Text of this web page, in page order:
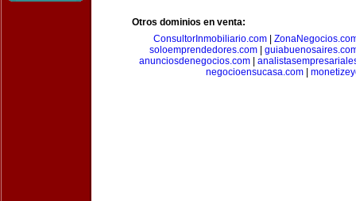
Otros dominios en venta:
ConsultorInmobiliario.com|
soloemprendedores.com|
anunciosdenegocios.com|
negocioensucasa.com|